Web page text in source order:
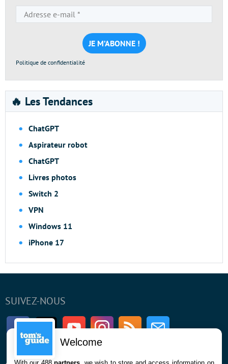
e-
mail
*
Politique de confidentialité
🔥 Les Tendances
ChatGPT
Aspirateur robot
ChatGPT
Livres photos
Switch 2
VPN
Windows 11
iPhone 17
SUIVEZ-NOUS
FacebookTwitter Youtube InstagramRSS Newsletter
Welcome
With our 488partners , we wish to store and access information on